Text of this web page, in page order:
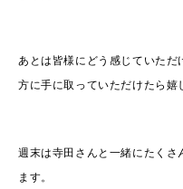
あとは皆様にどう感じていた
方に手に取っていただけたら嬉
週末は寺田さんと一緒にたくさ
ます。